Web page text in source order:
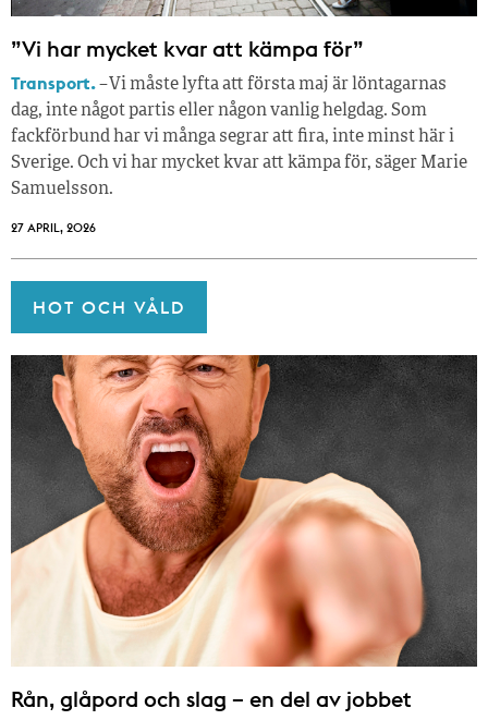
”Vi har mycket kvar att kämpa för”
Transport.– Vi måste lyfta att första maj är löntagarnas
dag, inte något partis eller någon vanlig helgdag. Som
fackförbund har vi många segrar att fira, inte minst här i
Sverige. Och vi har mycket kvar att kämpa för, säger Marie
Samuelsson.
27 APRIL, 2026
HOT OCH VÅLD
Rån, glåpord och slag – en del av jobbet